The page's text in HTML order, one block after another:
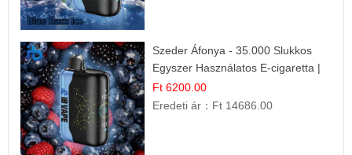
Szeder Áfonya - 35.000 Slukkos
Egyszer Használatos E-cigaretta |
Prémium Ízélmény
Ft 6200.00
Eredeti ár： Ft 14686.00